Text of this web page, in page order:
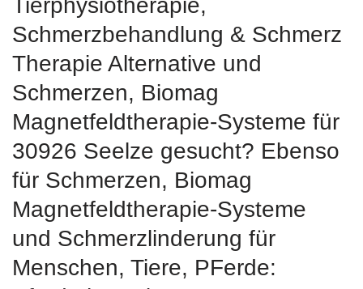
Schmerzbehandlung & Schmerz
Therapie Alternative und
Schmerzen, Biomag
Magnetfeldtherapie-Systeme für
30926 Seelze gesucht? Ebenso
für Schmerzen, Biomag
Magnetfeldtherapie-Systeme
und Schmerzlinderung für
Menschen, Tiere, PFerde: